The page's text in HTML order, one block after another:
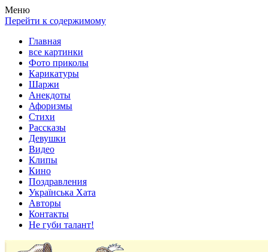
Весела хата — прикольные картинки, смешные истории,
клипы!
Покажем всем ваши фото приколы, карикатуры, шаржи, стихи,
рассказы, видео и песни!
Меню
Перейти к содержимому
Главная
все картинки
Фото приколы
Карикатуры
Шаржи
Анекдоты
Афоризмы
Стихи
Рассказы
Девушки
Видео
Клипы
Кино
Поздравления
Українська Хата
Авторы
Контакты
Не губи талант!